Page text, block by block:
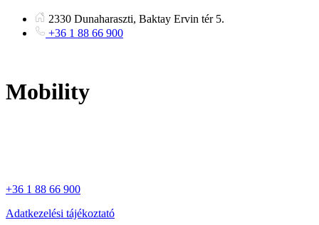
Ugrás
tartalomhoz
2330 Dunaharaszti, Baktay Ervin tér 5.
+36 1 88 66 900
Mobility
+36 1 88 66 900
Adatkezelési tájékoztató